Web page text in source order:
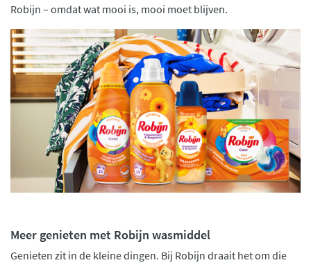
Robijn – omdat wat mooi is, mooi moet blijven.
Meer genieten met Robijn wasmiddel
Genieten zit in de kleine dingen. Bij Robijn draait het om die